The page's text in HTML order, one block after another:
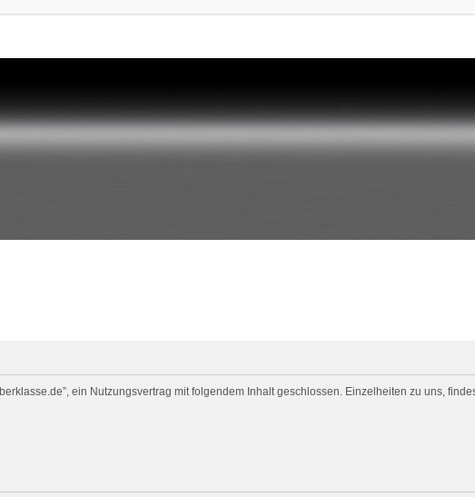
ein Nutzungsvertrag mit folgendem Inhalt geschlossen. Einzelheiten zu uns,